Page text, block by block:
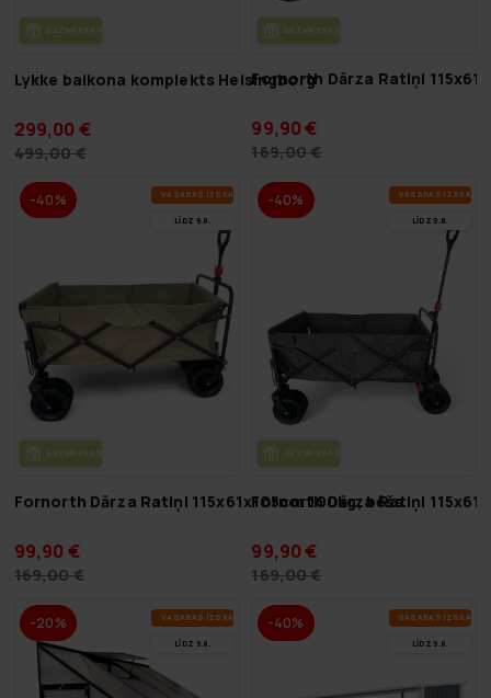
BEZ­MAK­SAS PIE­GĀ­DE
Lykke balkona komplekts Helsingborg
299,00 €
499,00 €
BEZ­MAK­SAS PIE­GĀ­DE
Fornorth Dārza Ratiņi
99,90 €
169,00 €
-40% VA­SA­RAS IZ­SKA­ŅA
LĪDZ 9.8.
BEZ­MAK­SAS PIE­GĀ­DE
Fornorth Dārza Ratiņi 115x61x105cm 100kg, bēšs
99,90 €
169,00 €
-40% VA­SA­RAS IZ­SKA­ŅA
LĪDZ 9.8.
BEZ­MAK­SAS PIE­GĀ­DE
Fornorth Dārza Ratiņi
99,90 €
169,00 €
-20% VA­SA­RAS IZ­SKA­ŅA
LĪDZ 9.8.
-40% VA­SA­RAS IZ­SKA­ŅA
LĪDZ 9.8.